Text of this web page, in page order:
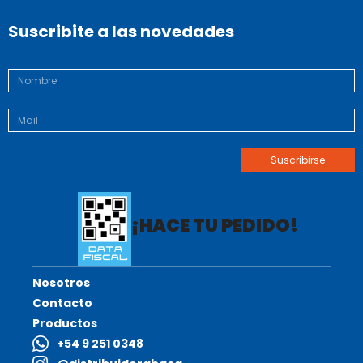
¡HACE TU PEDIDO!
Nosotros
Contacto
Productos
+54 9 251 0348
Suscribite a las novedades